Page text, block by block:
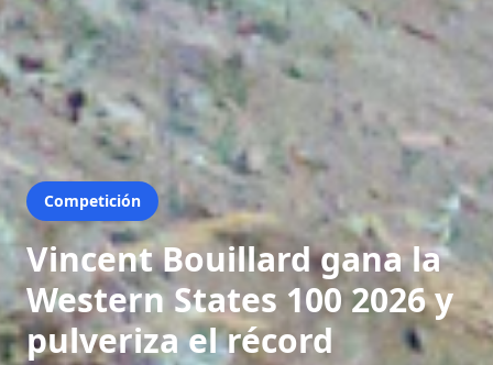
Competición
Vincent Bouillard gana la
Western States 100 2026 y
pulveriza el récord